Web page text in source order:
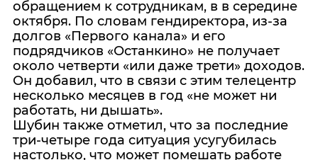
обращением к сотрудникам, в в середине
октября. По словам гендиректора, из-за
долгов «Первого канала» и его
подрядчиков «Останкино» не получает
около четверти «или даже трети» доходов.
Он добавил, что в связи с этим телецентр
несколько месяцев в год «не может ни
работать, ни дышать».
Шубин также отметил, что за последние
три-четыре года ситуация усугубилась
настолько, что может помешать работе